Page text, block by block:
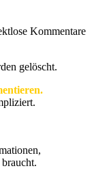
Kommentare
gelöscht.